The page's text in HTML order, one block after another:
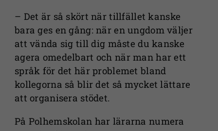
– Det är så skört när tillfället kanske
bara ges en gång: när en ungdom väljer
att vända sig till dig måste du kanske
agera omedelbart och när man har ett
språk för det här problemet bland
kollegorna så blir det så mycket lättare
att organisera stödet.
På Polhemskolan har lärarna numera